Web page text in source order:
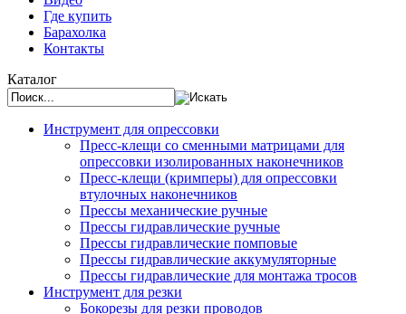
Где купить
Барахолка
Контакты
Каталог
Инструмент для опрессовки
Пресс-клещи со сменными матрицами для
опрессовки изолированных наконечников
Пресс-клещи (кримперы) для опрессовки
втулочных наконечников
Прессы механические ручные
Прессы гидравлические ручные
Прессы гидравлические помповые
Прессы гидравлические аккумуляторные
Прессы гидравлические для монтажа тросов
Инструмент для резки
Бокорезы для резки проводов